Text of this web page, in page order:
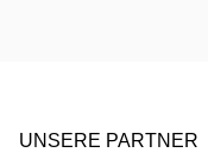
UNSERE PARTNER